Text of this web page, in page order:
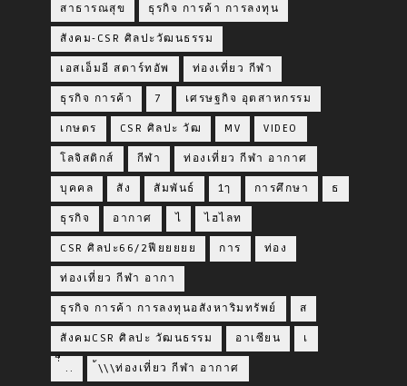
สาธารณสุข ธุรกิจ การค้า การลงทุน
สังคม-CSR ศิลปะวัฒนธรรม
เอสเอ็มอี สตาร์ทอัพ ท่องเที่ยว กีฬา
ธุรกิจ การค้า 7 เศรษฐกิจ อุตสาหกรรม
เกษตร CSR ศิลปะ วัฒ MV VIDEO
โลจิสติกส์ กีฬา ท่องเที่ยว กีฬา อากาศ
บุคคล สัง สัมพันธ์ 1ๅ การศึกษา ธ
ธุรกิจ อากาศ ไ ไฮไลท
CSR ศิลปะ66/2ฟียยยยย การ ท่อง
ท่องเที่ยว กีฬา อากา
ธุรกิจ การค้า การลงทุนอสังหาริมทรัพย์ ส
สังคมCSR ศิลปะ วัฒนธรรม อาเซียน เ
่่ื​ .. ้\\\ท่องเที่ยว กีฬา อากาศ